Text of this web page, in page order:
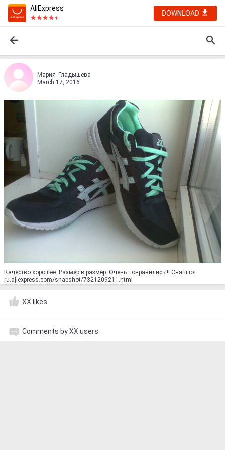
AliExpress
DOWNLOAD
Мария_Гладышевa
March 17, 2016
Качество хорошее. Размер в размер. Очень понравились!!! Снапшот
ru.aḷiexpress.com/snapshot/7321209211.html
XX likes
Comments by XX users